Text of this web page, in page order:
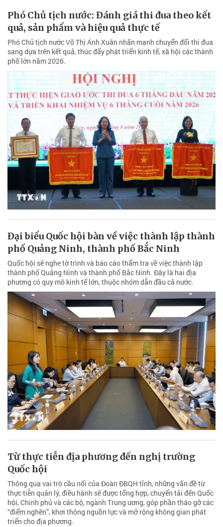
Phó Chủ tịch nước: Đánh giá thi đua theo kết
quả, sản phẩm và hiệu quả thực tế
Phó Chủ tịch nước Võ Thị Ánh Xuân nhấn mạnh chuyển đổi thi đua
sang dựa trên kết quả, thúc đẩy phát triển kinh tế, xã hội các thành
phố lớn năm 2026.
Đại biểu Quốc hội bàn về việc thành lập thành
phố Quảng Ninh, thành phố Bắc Ninh
Quốc hội sẽ nghe tờ trình và báo cáo thẩm tra về việc thành lập
thành phố Quảng Ninh và thành phố Bắc Ninh. Đây là hai địa
phương có quy mô kinh tế lớn, thuộc nhóm dẫn đầu cả nước.
Từ thực tiễn địa phương đến nghị trường
Quốc hội
Thông qua vai trò cầu nối của Đoàn ĐBQH tỉnh, những vấn đề từ
thực tiễn quản lý, điều hành sẽ được tổng hợp, chuyển tải đến Quốc
hội, Chính phủ và các bộ, ngành Trung ương, góp phần tháo gỡ các
“điểm nghẽn”, khơi thông nguồn lực và mở rộng không gian phát
triển cho địa phương.